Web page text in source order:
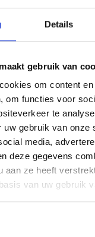
Details
gebruik van
om content
om functies voor
te
uw gebruik van onze
media,
deze gegevens
aan ze heeft
van uw gebruik
darm verwijderd
je ontlasting krijgen.
Soms
darm vastgemaakt
kan nodig zijn
te geven.
kan de
een
zijn in diepe